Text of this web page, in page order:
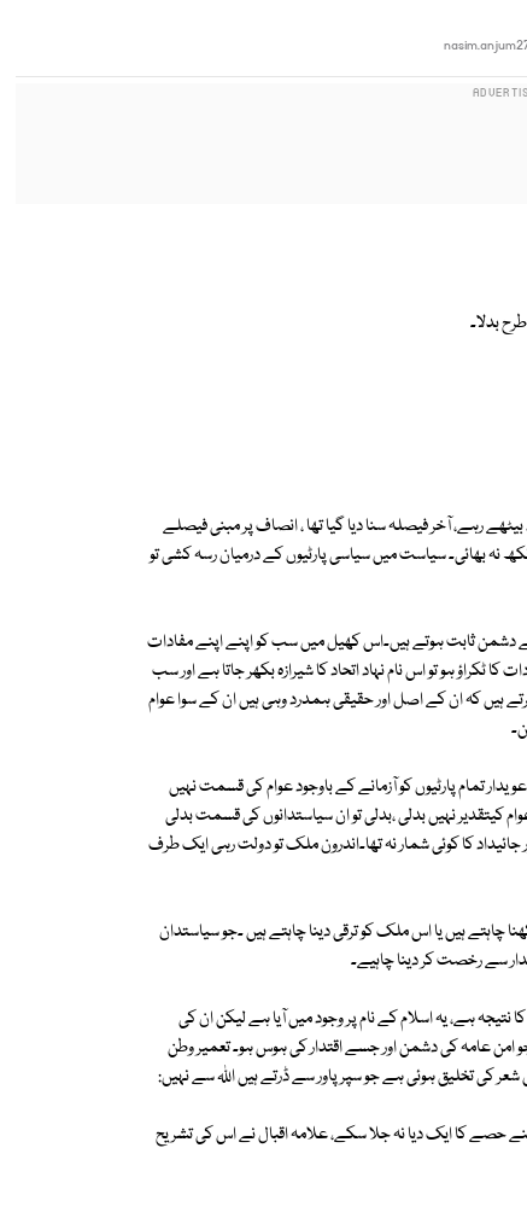
رہے، آخر فیصلہ سنا دیا گیا تھا ، انصاف پر مبنی فیصلے
نہ بھائی۔ سیاست میں سیاسی پارٹیوں کے درمیان رسہ کشی تو
ثابت ہوتے ہیں۔اس کھیل میں سب کو اپنے اپنے مفادات
ہو تو اس نام نہاد اتحاد کا شیرازہ بکھر جاتا ہے اور سب
ہیں کہ ان کے اصل اور حقیقی ہمدرد وہی ہیں ان کے سوا عوام
تمام پارٹیوں کو آزمانے کے باوجود عوام کی قسمت نہیں
کیتقدیر نہیں بدلی ،بدلی تو ان سیاستدانوں کی قسمت بدلی
کا کوئی شمار نہ تھا۔اندرون ملک تو دولت رہی ایک طرف
چاہتے ہیں یا اس ملک کو ترقی دینا چاہتے ہیں ۔جو سیاستدان
سے رخصت کر دینا چاہیے۔
نتیجہ ہے، یہ اسلام کے نام پر وجود میں آیا ہے لیکن ان کی
امن عامہ کی دشمن اور جسے اقتدار کی ہوس ہو۔ تعمیر وطن
کی تخلیق ہوئی ہے جو سپر پاور سے ڈرتے ہیں اللہ سے نہیں:
حصے کا ایک دیا نہ جلا سکے، علامہ اقبال نے اس کی تشریح